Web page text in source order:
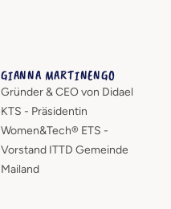
GIANNA MARTINENGO
Gründer & CEO von Didael
KTS - Präsidentin
Women&Tech® ETS -
Vorstand ITTD Gemeinde
Mailand